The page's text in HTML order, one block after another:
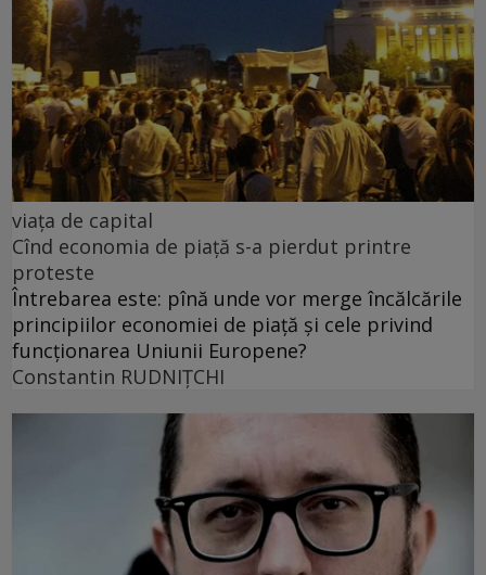
viața de capital
Cînd economia de piață s-a pierdut printre
proteste
Întrebarea este: pînă unde vor merge încălcările
principiilor economiei de piață și cele privind
funcționarea Uniunii Europene?
Constantin RUDNIŢCHI